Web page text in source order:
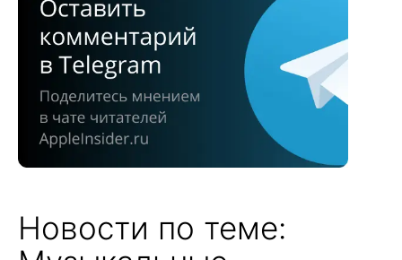
Новости по теме: